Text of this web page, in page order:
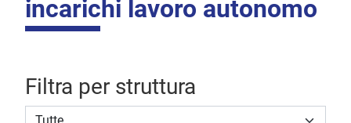
incarichi lavoro autonomo
Filtra per struttura
Struttura stipulante